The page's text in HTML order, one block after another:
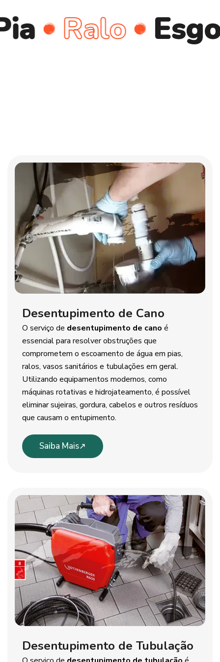
Esgoto
Desentupimento de Cano
O serviço de desentupimento de cano é
essencial para resolver obstruções que
comprometem o escoamento de água em pias,
ralos, vasos sanitários e tubulações em geral.
Utilizando equipamentos modernos, como
máquinas rotativas e hidrojateamento, é possível
eliminar sujeiras, gordura, cabelos e outros resíduos
que causam o entupimento.
Saiba Mais
Desentupimento de Tubulação